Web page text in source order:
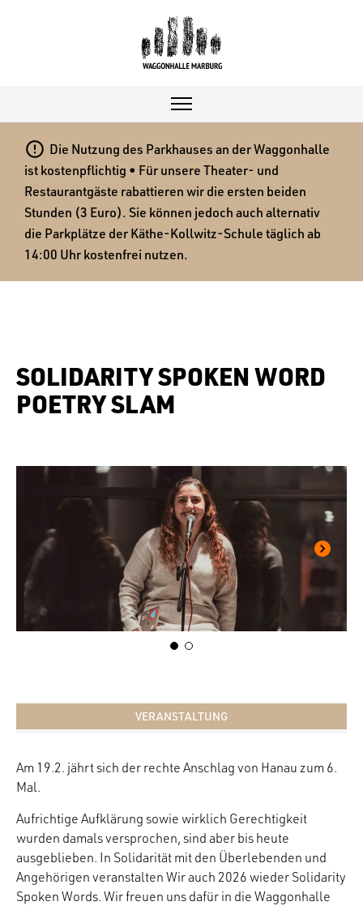
 Die Nutzung des Parkhauses an der Waggonhalle
ist kostenpflichtig • Für unsere Theater- und
Restaurantgäste rabattieren wir die ersten beiden
Stunden (3 Euro). Sie können jedoch auch alternativ
die Parkplätze der Käthe-Kollwitz-Schule täglich ab
14:00 Uhr kostenfrei nutzen.
SOLIDARITY SPOKEN WORD
POETRY SLAM
VERANSTALTUNG
Am 19.2. jährt sich der rechte Anschlag von Hanau zum 6.
Mal.
Aufrichtige Aufklärung sowie wirklich Gerechtigkeit
wurden damals versprochen, sind aber bis heute
ausgeblieben. In Solidarität mit den Überlebenden und
Angehörigen veranstalten Wir auch 2026 wieder Solidarity
Spoken Words. Wir freuen uns dafür in die Waggonhalle